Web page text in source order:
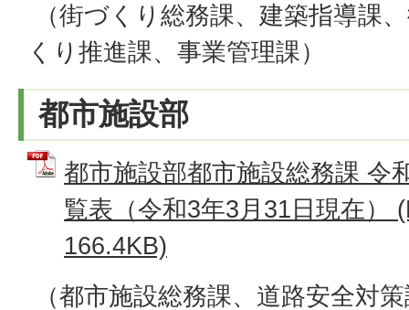
（街づくり総務課、建築指導課
くり推進課、事業管理課）
都市施設部
都市施設部都市施設総務課 令
覧表（令和3年3月31日現在）
166.4KB)
（都市施設総務課、道路安全対